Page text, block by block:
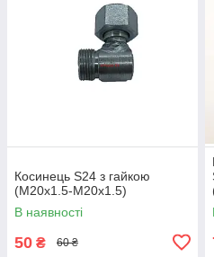
Косинець S24 з гайкою
(М20х1.5-М20х1.5)
В наявності
50 ₴ 60 ₴